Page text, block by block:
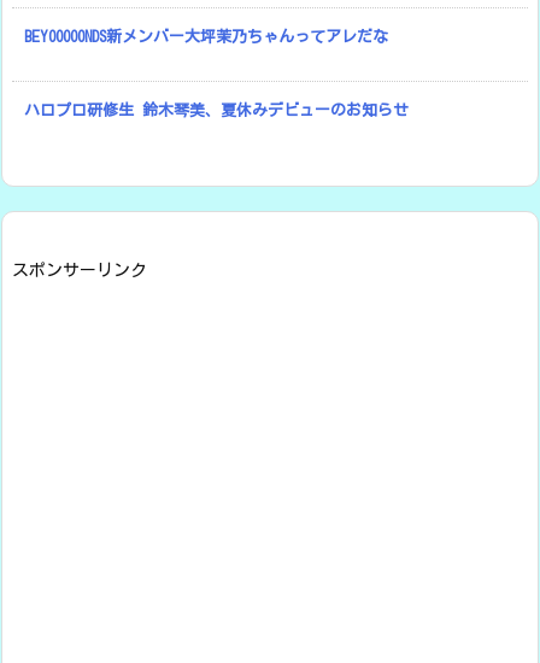
BEYOOOOONDS新メンバー大坪茉乃ちゃんってアレだな
ハロプロ研修生 鈴木琴美、夏休みデビューのお知らせ
スポンサーリンク